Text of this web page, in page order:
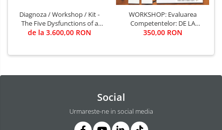
Diagnoza / Workshop / Kit -
The Five Dysfunctions of a
Team (Autor Patrick Lencioni)
de la 3.600,00 RON
WORKSHOP: Evaluarea
Competentelor: DE LA
ORGANIGRAMA SI EVALUARE,
350,00 RON
Social
Urmareste-ne in social media